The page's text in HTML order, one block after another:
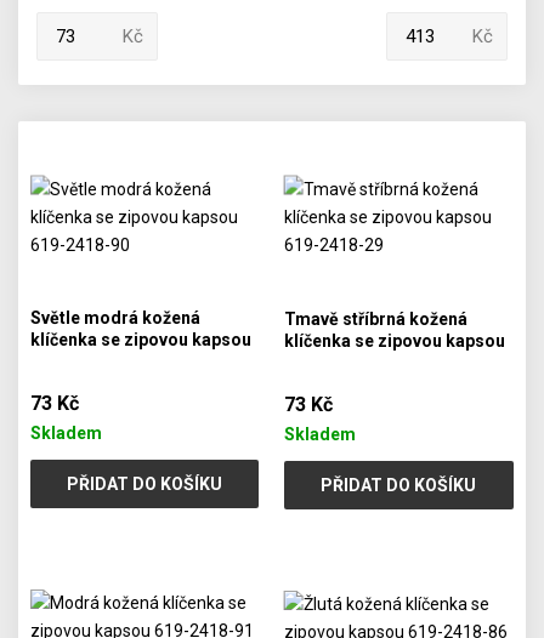
Kč Kč
Světle modrá kožená
klíčenka se zipovou kapsou
73 Kč
Skladem
PŘIDAT DO KOŠÍKU
Tmavě stříbrná kožená
klíčenka se zipovou kapsou
73 Kč
Skladem
PŘIDAT DO KOŠÍKU